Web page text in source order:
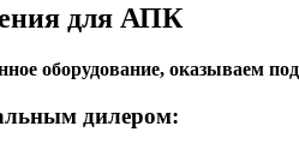
для АПК
оборудование, оказываем
дилером: